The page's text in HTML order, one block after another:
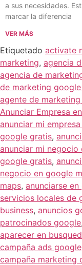
a sus necesidades.
marcar la diferencia
VER MÁS
Etiquetado activate
marketing, agencia
agencia de
de marketing
agente de
Anunciar Empresa
anunciar mi
google gratis,
anunciar mi negocio
google gratis,
negocio en google
maps, anunciarse
servicios locales de
business, anuncios
patrocinados google,
aparecer en
campaña ads google
campaña marketing